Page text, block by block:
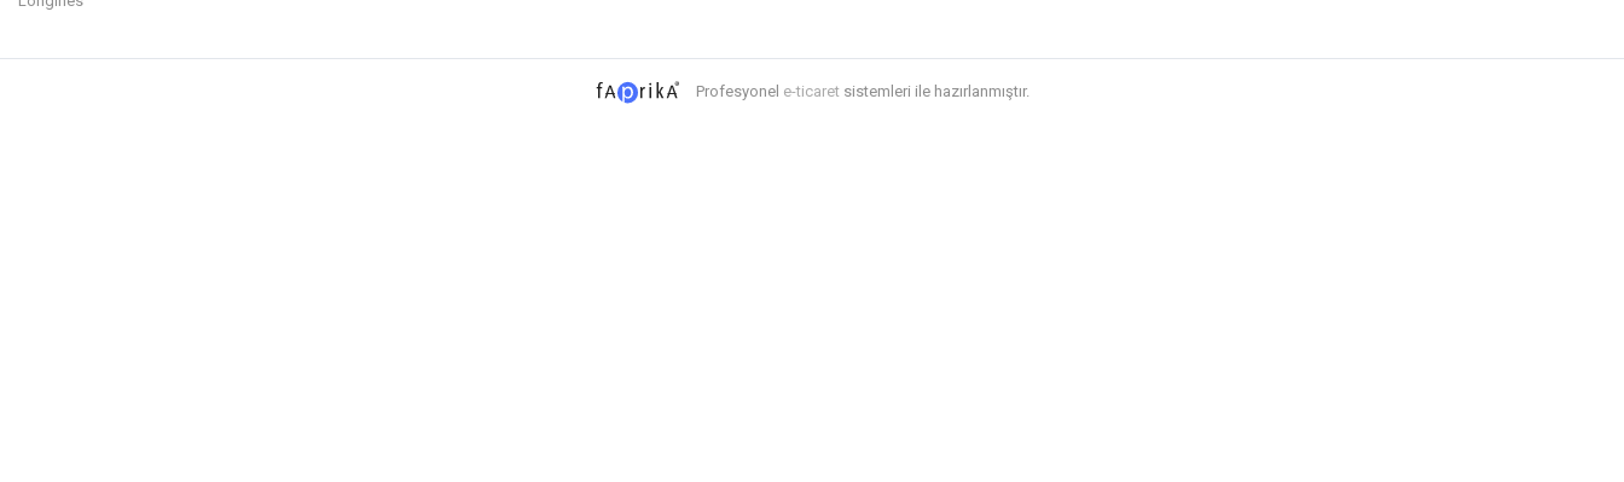
Profesyonel e-ticaret sistemleri ile hazırlanmıştır.